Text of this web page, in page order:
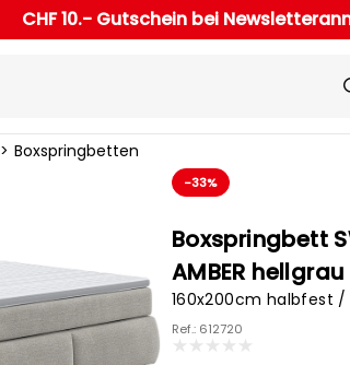
CHF 10.- Gutschein bei
Boxspringbetten
-33%
Boxspringbett
AMBER hellgrau
160x200cm halbfest
Ref.: 612720